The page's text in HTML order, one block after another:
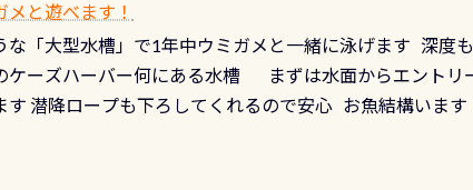
トが発生している箇所などもあり、なかなか海では見ら
は快感です！ 特別天然記念物「オオサンショウウオ」
オサンショウウオ」です 大きなものでは体長1mを超え
良川ではかなりの確立で見ることが出来ます特別天然記
の発行分 【注意事項】※ PADI Freediver、Mermaid、
カード対象のディスティンクティブ・スペシャルティ、
12月の認定でも、2027年1月以降に発行されるカード
ダイビングを始めるきっかけは人それぞれ。でも、「い
と遊べます！
な「大型水槽」で1年中ウミガメと一緒に泳げます 深度
ケーズハーバー何にある水槽 まずは水面からエントリ
す 潜降ロープも下ろしてくれるので安心 お魚結構いま